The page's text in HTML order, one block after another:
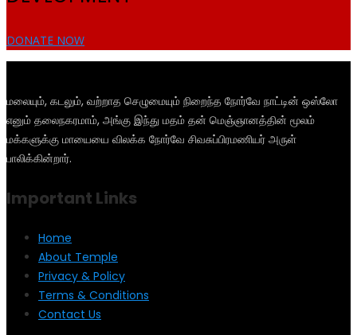
DONATE NOW
மலையும், கடலும், வற்றாத செழுமையும் நிறைந்த நோர்வே நாட்டின் ஒஸ்லோ
எனும் தலைநகரமாம், அங்கு இந்து மதம் தன் மெஞ்ஞானத்தின் மூலம்
மக்களுக்கு மாயையை விலக்க நோர்வே சிவசுப்பிரமணியர் அருள்
பாலிக்கின்றார்.
Important Links
Home
About Temple
Privacy & Policy
Terms & Conditions
Contact Us